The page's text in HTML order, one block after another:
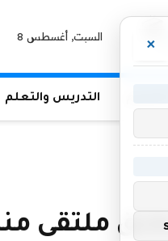
السبت, أغسطس 8
التدريس والتعلم
الأول
ملتقى
×